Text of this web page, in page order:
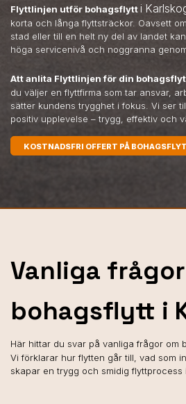
Flyttlinjen utför bohagsflytti
korta och långa flyttsträckor. Oavsett
stad eller till en helt ny del av landet
höga servicenivå och noggranna
Att anlita Flyttlinjen för din
du väljer en flyttfirma som tar ansvar,
sätter kundens trygghet i fokus. Vi ser
positiv upplevelse – trygg, effektiv och
KOSTNADSFRI OFFERT PÅ
Vanliga
bohagsflytt i
Här hittar du svar på vanliga frågor om
Vi förklarar hur flytten går till, vad som
skapar en trygg och smidig flyttprocess